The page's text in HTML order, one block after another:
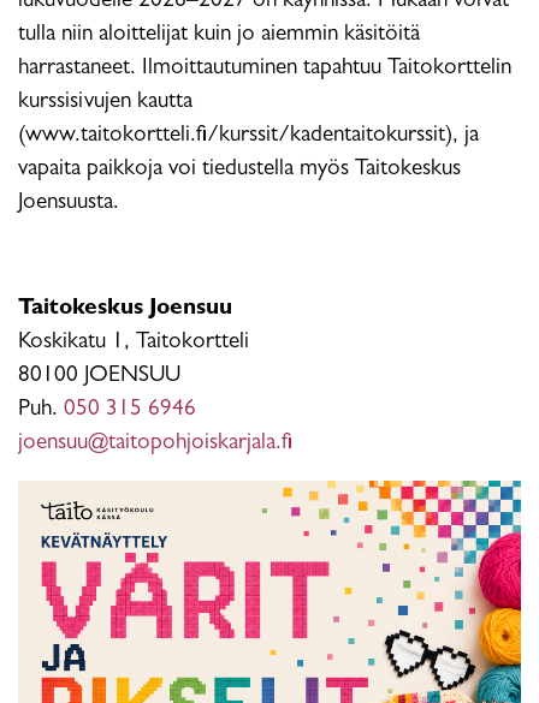
tulla niin aloittelijat kuin jo aiemmin käsitöitä
harrastaneet. Ilmoittautuminen tapahtuu Taitokorttelin
kurssisivujen kautta
(www.taitokortteli.fi/kurssit/kadentaitokurssit), ja
vapaita paikkoja voi tiedustella myös Taitokeskus
Joensuusta.
Taitokeskus Joensuu
Koskikatu 1, Taitokortteli
80100 JOENSUU
Puh. 050 315 6946
joensuu@taitopohjoiskarjala.fi